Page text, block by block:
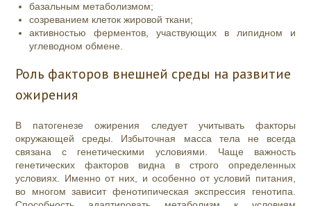
базальным метаболизмом;
созреванием клеток жировой ткани;
активностью ферментов, участвующих в липидном и
углеводном обмене.
Роль факторов внешней среды на развитие
ожирения
В патогенезе ожирения следует учитывать факторы
окружающей среды. Избыточная масса тела не всегда
связана с генетическими условиями. Чаще важность
генетических факторов видна в строго определенных
условиях. Именно от них, и особенно от условий питания,
во многом зависит фенотипическая экспрессия генотипа.